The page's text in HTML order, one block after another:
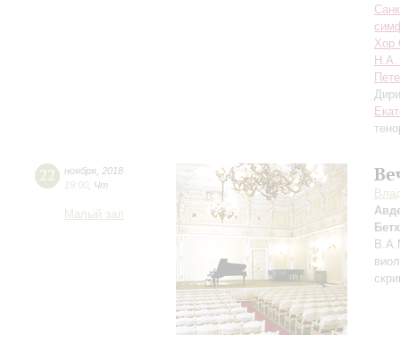
Хор
Н.А.
22 ноября 2018
19:00 Чт
Малый зал